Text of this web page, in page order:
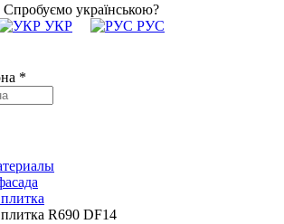
Спробуємо українською?
УКР
РУС
*
R690 DF14